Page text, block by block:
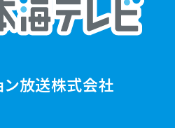
ン放送株式会社